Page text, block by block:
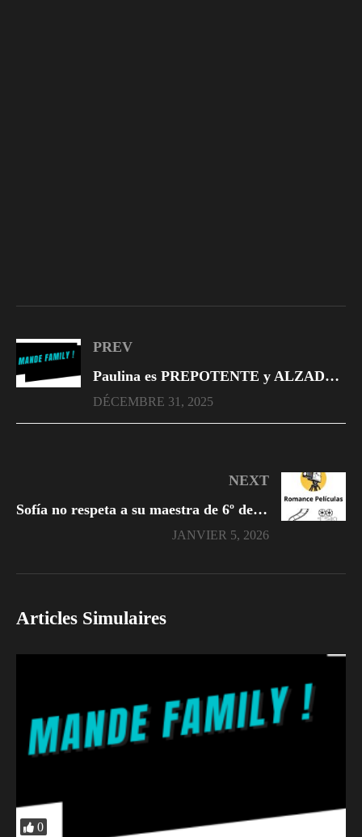
PREV
Paulina es PREPOTENTE y ALZADA por ser la hija CONSENTIDA de papi
DÉCEMBRE 31, 2025
NEXT
Sofía no respeta a su maestra de 6º de primaria
JANVIER 5, 2026
Articles Simulaires
0